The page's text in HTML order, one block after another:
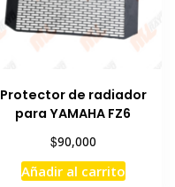
Protector de radiador
para YAMAHA FZ6
$90,000
Añadir al carrito